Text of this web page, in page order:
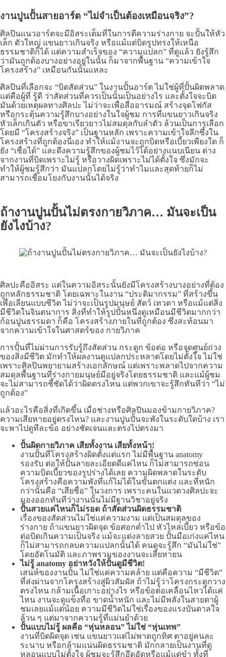
งานปูนปั้นสายอาร์ต “ไม่จำเป็นต้องเหมือนจริง”?
ศิลปินแนวอาร์ตจะมีอิสระเต็มที่ในการตีความร่างกาย จะปั้นให้หัว
เล็ก ตัวใหญ่ แขนยาวเกินจริง หรือแม้แต่บิดรูปทรงให้เหนือ
ธรรมชาติก็ได้ แต่ความสำเร็จของ “ความแปลก” ที่ดูแล้ว ยังรู้สึก
ว่ามันถูกต้องบางอย่างอยู่ในนั้น ก็มาจากพื้นฐาน “ความเข้าใจ
โครงสร้าง” เหมือนกันนั้นแหละ
ศิลปินที่เลือกจะ “บิดสัดส่วน” ในงานปั้นอาร์ต ไม่ใช่ผู้ที่ปั้นผิดพลาด
แต่คือผู้ที่ รู้ดี ว่าสัดส่วนที่ควรเป็นนั้นเป็นอย่างไร และตั้งใจจะบิด
มันด้วยเหตุผลทางศิลปะ ไม่ว่าจะเพื่อสื่ออารมณ์ สร้างจุดโฟกัส
หรือกระตุ้นความรู้สึกบางอย่างในใจผู้ชม การที่แขนยาวเกินจริง
หัวเล็กเกินตัว หรือขาเรียวยาวไม่สมดุลกับลำตัว ล้วนเป็นการเลือก
โดยมี “โครงสร้างจริง” เป็นฐานหลัก เพราะความเข้าใจลึกซึ้งใน
โครงสร้างที่ถูกต้องนี่เอง ทำให้แม้งานจะถูกบิดหรือเบี้ยวเพียงใด ก็
ยัง “เชื่อได้” และดึงความรู้สึกของผู้ชมไว้ได้อย่างแนบเนียน ต่าง
จากงานที่บิดเพราะไม่รู้ หรือวางผิดเพราะไม่ได้ตั้งใจ ซึ่งมักจะ
ทำให้ผู้ชมรู้สึกว่า มันแปลกโดยไม่รู้ว่าทำไมและสุดท้ายก็ไม่
สามารถเชื่อมโยงกับงานนั้นได้จริง
ถ้างานปูนปั้นไม่ตรงกายวิภาค… มันจะเป็น
ยังไงบ้าง?
ศิลปะคืออิสระ แต่ในความอิสระนั้นยังมีโครงสร้างบางอย่างที่ต้อง
ถูกหลักธรรมชาติ โดยเฉพาะในงาน “ประติมากรรม” ที่สร้างขึ้น
เพื่อเลียนแบบชีวิต ไม่ว่าจะเป็นรูปมนุษย์ สัตว์ เทวดา หรือแม้แต่สิ่ง
มีชีวิตในจินตนาการ สิ่งที่ทำให้รูปปั้นหนึ่งดูเหมือนมีชีวิตมากกว่า
ก้อนปูนธรรมดา ก็คือ โครงสร้างภายในที่ถูกต้อง ซึ่งสะท้อนมา
จากความเข้าใจในศาสตร์ของ กายวิภาค
การปั้นที่ไม่ผ่านการรับรู้ถึงสัดส่วน กระดูก ข้อต่อ หรือจุดศูนย์ถ่วง
ของสิ่งมีชีวิต มักทำให้ผลงานดูแปลกประหลาดโดยไม่ตั้งใจ ไม่ใช่
เพราะศิลปินพยายามสร้างเอกลักษณ์ แต่เพราะพลาดไปจากความ
สมดุลพื้นฐานที่ร่างกายมนุษย์มีอยู่จริงโดยธรรมชาติ และแม้ผู้ชม
จะไม่สามารถชี้ชัดได้ว่าผิดตรงไหน แต่พวกเขาจะรู้สึกทันทีว่า “ไม่
ถูกต้อง”
แล้วอะไรคือสิ่งที่เกิดขึ้น เมื่อช่างหรือศิลปินมองข้ามกายวิภาค?
ความเสียหายอยู่ตรงไหน? และงานปูนปั้นจะพังในระดับใดบ้าง เรา
จะพาไปดูทีละข้อ อย่างชัดเจนและตรงไปตรงมา
ปั้นผิดกายวิภาค เสียทั้งงาน เสียทั้งหน้า!
งานปั้นที่โครงสร้างผิดตั้งแต่แรก ไม่มีพื้นฐาน anatomy
รองรับ ต่อให้ปั้นลายละเอียดดีแค่ไหน ก็ไม่สามารถซ่อน
ความบิดเบี้ยวของรูปร่างได้เลย ความผิดพลาดในระดับ
โครงสร้างคือความพังที่แก้ไม่ได้ในขั้นตกแต่ง และที่หนัก
กว่านั้นคือ “เสียชื่อ” ในวงการ เพราะคนในแวดวงศิลปะจะ
มองออกทันทีว่างานนั้นไม่มีฐานวิชาอยู่จริง
ปั้นสวยแค่ไหนก็ไม่รอด ถ้าสัดส่วนผิดธรรมชาติ
เรื่องของสัดส่วนไม่ใช่แค่ความงาม แต่เป็นสมดุลของ
ร่างกาย ถ้าแขนยาวผิดจุด ข้อศอกต่ำไป หัวไหล่เบี้ยว หรือข้อ
ต่อบิดเกินความเป็นจริง แม้จะแต่งลายสวย ปั้นมือเก่งแค่ไหน
ก็ไม่สามารถกลบความแปลกนั้นได้ คนดูจะรู้สึก “มันไม่ใช่”
โดยอัตโนมัติ และภาพรวมของงานจะเสียหายน
ไม่รู้ anatomy อย่าหวังให้ปั้นดูมีชีวิต!
เสน่ห์ของงานปั้น ไม่ใช่แค่ความคล้าย แต่คือความ “มีชีวิต”
ที่ส่งผ่านจากโครงสร้างสู่ผิวสัมผัส ถ้าไม่รู้ว่าโครงกระดูกวาง
ตรงไหน กล้ามเนื้อเกาะอย่างไร หรือข้อต่อเคลื่อนไหวได้แค่
ไหน งานจะดูแข็งทื่อ ขาดน้ำหนัก และไม่มีพลังในสายตาผู้
ชมเลยแม้แต่น้อย ความมีชีวิตไม่ใช่เรื่องของแรงบันดาลใจ
ล้วน ๆ แต่มาจากความรู้ที่แม่นยำด้วย
ปั้นแบบไม่รู้ ผลคือ “หุ่นหลอน” ไม่ใช่ “หุ่นเทพ”
งานที่บิดผิดจุด เช่น แขนยาวแต่ไม่พาดถูกทิศ ตาอยู่คนละ
ระนาบ หรือกล้ามแน่นผิดธรรมชาติ มักกลายเป็นงานที่ดู
หลอนแบบไม่ตั้งใจ ผู้ชมจะรู้สึกอึดอัดหรือแม้แต่ขำ ทั้งที่